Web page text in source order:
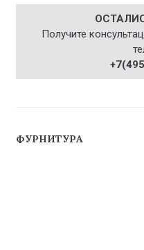
Получите
ФУРНИТУРА